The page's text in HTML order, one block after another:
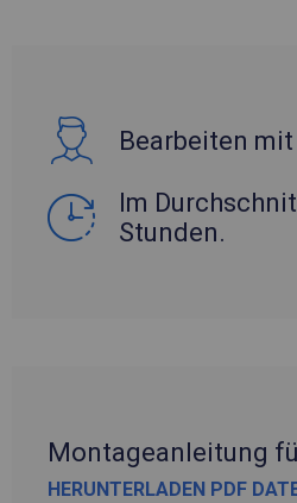
Bearbeiten
Im
Stunden.
Montageanleitung
HERUNTERLADEN PDF